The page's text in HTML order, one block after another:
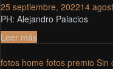
25 septiembre, 202214
PH: Alejandro Palacios
Leer más
fotos home fotos premio Sin